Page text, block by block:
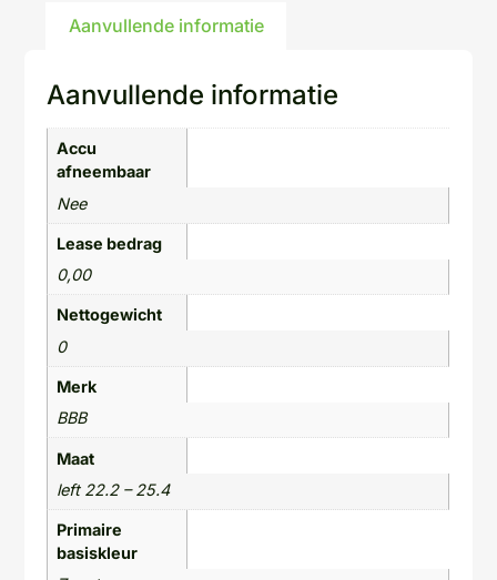
Aanvullende informatie
Aanvullende informatie
Accu
afneembaar
Nee
Lease bedrag
0,00
Nettogewicht
0
Merk
BBB
Maat
left 22.2 – 25.4
Primaire
basiskleur